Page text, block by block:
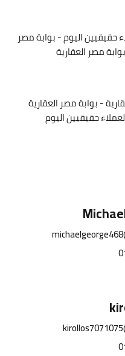
حقيقيين اليوم - بوابة مصر
مصر العقارية
- بوابة مصر العقارية
حقيقيين اليوم